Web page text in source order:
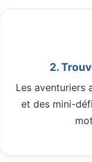
2.
Les aventuriers
et des mini-